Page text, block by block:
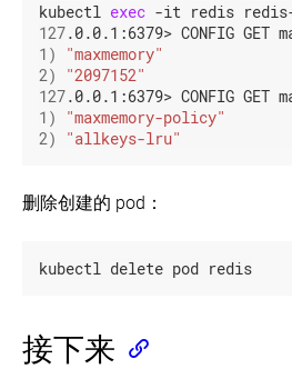
kubectl exec
127
1 )
"maxmemory"
2)
"2097152"
127
1 )
"maxmemory-policy"
2) "allkeys-lru"
删除创建的 pod：
kubectl delete pod redis
接下来